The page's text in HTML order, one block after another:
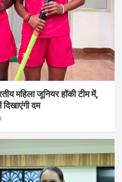
महिला जूनियर हॉकी टीम में,
दम